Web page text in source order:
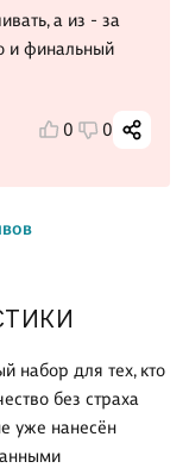
набор для тех, кто
без страха
уже нанесён
а из - за
и финальный
0 0